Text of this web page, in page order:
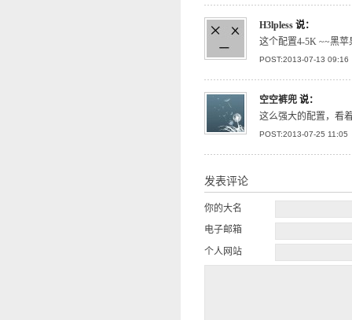
H3lpless 说：
这个配置4-5K ~~黑苹
POST:2013-07-13 09:16
空空裤兜 说：
这么强大的配置，看
POST:2013-07-25 11:05
发表评论
你的大名
电子邮箱
个人网站